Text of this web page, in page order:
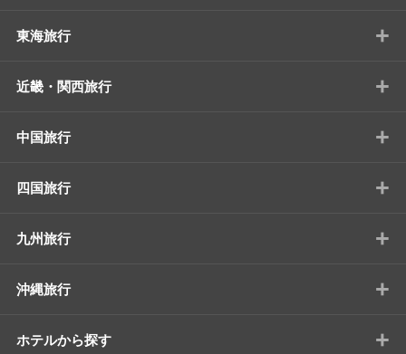
東海旅行 +
近畿・関西旅行 +
中国旅行 +
四国旅行 +
九州旅行 +
沖縄旅行 +
ホテルから探す +